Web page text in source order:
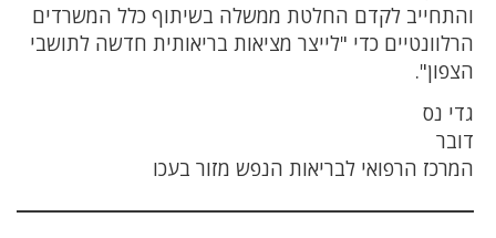
והתחייב לקדם החלטת ממשלה בשיתוף כלל המשרדים
הרלוונטיים כדי "לייצר מציאות בריאותית חדשה לתושבי
הצפון".
גדי נס
דובר
המרכז הרפואי לבריאות הנפש מזור בעכו